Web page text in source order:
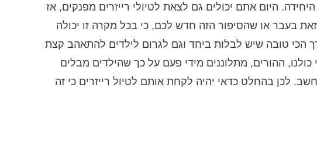
היום אתם יכולים גם לצאת לטיולי רייזרים מפנקים, אז
בעבר או שהסיפור הזה חדש לכם, כי בכל מקרה זו יכולה
הכי טובה שיש לבלות ביחד וגם לגרום לילדים להתאהב קצת
ההורים, מתלוננים מידי פעם על כך שהילדים מבלים
לכן בהחלט כדאי יהיה לקחת אותם לטיול רייזרים כי זה